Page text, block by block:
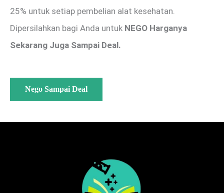
25% untuk setiap pembelian alat kesehatan.
Dipersilahkan bagi Anda untuk NEGO Harganya
Sekarang Juga Sampai Deal.
Nego Sampai Deal